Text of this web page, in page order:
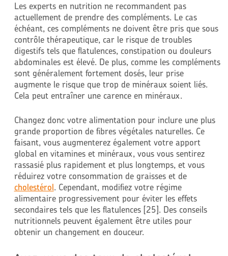
Les experts en nutrition ne recommandent pas
actuellement de prendre des compléments. Le cas
échéant, ces compléments ne doivent être pris que sous
contrôle thérapeutique, car le risque de troubles
digestifs tels que flatulences, constipation ou douleurs
abdominales est élevé. De plus, comme les compléments
sont généralement fortement dosés, leur prise
augmente le risque que trop de minéraux soient liés.
Cela peut entraîner une carence en minéraux.
Changez donc votre alimentation pour inclure une plus
grande proportion de fibres végétales naturelles. Ce
faisant, vous augmenterez également votre apport
global en vitamines et minéraux, vous vous sentirez
rassasié plus rapidement et plus longtemps, et vous
réduirez votre consommation de graisses et de
cholestérol. Cependant, modifiez votre régime
alimentaire progressivement pour éviter les effets
secondaires tels que les flatulences [25]. Des conseils
nutritionnels peuvent également être utiles pour
obtenir un changement en douceur.